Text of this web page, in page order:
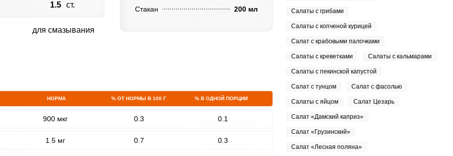
1.5 ст.
для смазывания
Стакан
200 мл
НОРМА % ОТ НОРМЫ В 100 Г % В ОДНОЙ ПОРЦИИ
900 мкг 0.3 0.1
1.5 мг 0.7 0.3
Салаты с грибами
Салаты с копченой курицей
Салат с крабовыми палочками
Салаты с креветками Салаты с кальмарами
Салаты с пекинской капустой
Салат с тунцом Салат с фасолью
Салаты с яйцом Салат Цезарь
Салат «Дамский каприз»
Салат «Грузинский»
Салат «Лесная поляна»